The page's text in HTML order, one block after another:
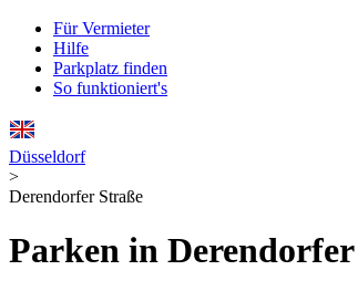
Für Vermieter
Hilfe
Parkplatz finden
So funktioniert's
Düsseldorf
>
Derendorfer Straße
Parken in